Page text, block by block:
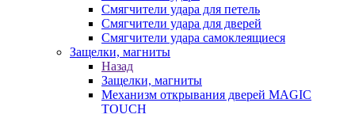
Смягчители удара для петель
Смягчители удара для дверей
Cмягчители удара самоклеящиеся
Защелки, магниты
Назад
Защелки, магниты
Механизм открывания дверей MAGIC
TOUCH